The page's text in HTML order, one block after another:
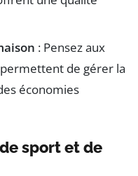
: Pensez aux
de gérer la
économies
sport et de